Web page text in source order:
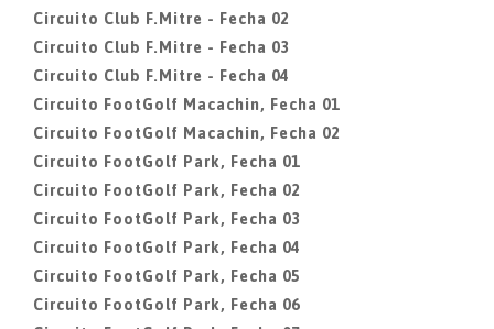
Circuito Club F.Mitre - Fecha 02
Circuito Club F.Mitre - Fecha 03
Circuito Club F.Mitre - Fecha 04
Circuito FootGolf Macachin, Fecha 01
Circuito FootGolf Macachin, Fecha 02
Circuito FootGolf Park, Fecha 01
Circuito FootGolf Park, Fecha 02
Circuito FootGolf Park, Fecha 03
Circuito FootGolf Park, Fecha 04
Circuito FootGolf Park, Fecha 05
Circuito FootGolf Park, Fecha 06